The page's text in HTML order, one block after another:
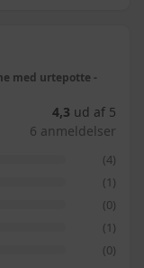
med urtepotte -
4,3 ud af 5
6 anmeldelser
(4)
(1)
(0)
(1)
(0)